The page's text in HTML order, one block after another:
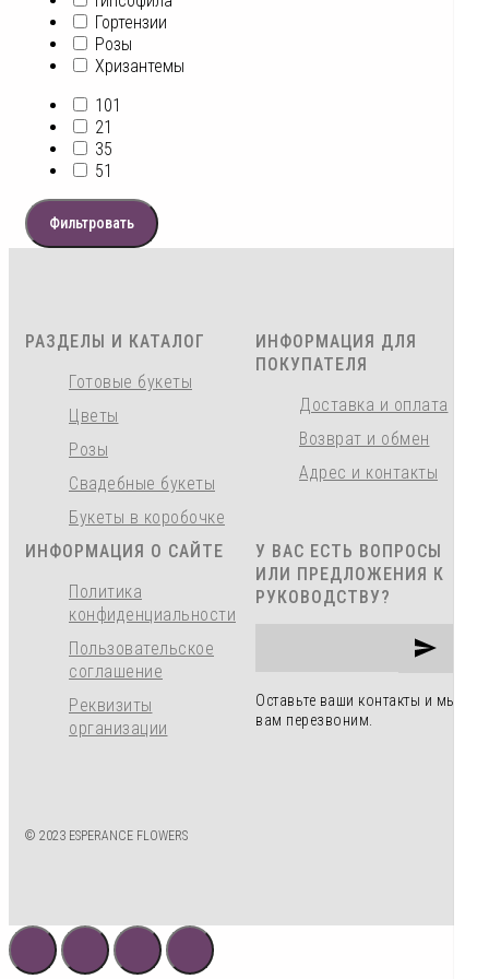
Гортензии
Розы
Хризантемы
101
21
35
51
Фильтровать
РАЗДЕЛЫ И КАТАЛОГ
Готовые букеты
Цветы
Розы
Свадебные букеты
Букеты в коробочке
ИНФОРМАЦИЯ ДЛЯ
ПОКУПАТЕЛЯ
Доставка и оплата
Возврат и обмен
Адрес и контакты
ИНФОРМАЦИЯ О САЙТЕ
Политика
конфиденциальности
Пользовательское
соглашение
Реквизиты
организации
У ВАС ЕСТЬ ВОПРОСЫ
ИЛИ ПРЕДЛОЖЕНИЯ К
РУКОВОДСТВУ?
Оставьте ваши контакты и мы
вам перезвоним.
© 2023 ESPERANCE FLOWERS